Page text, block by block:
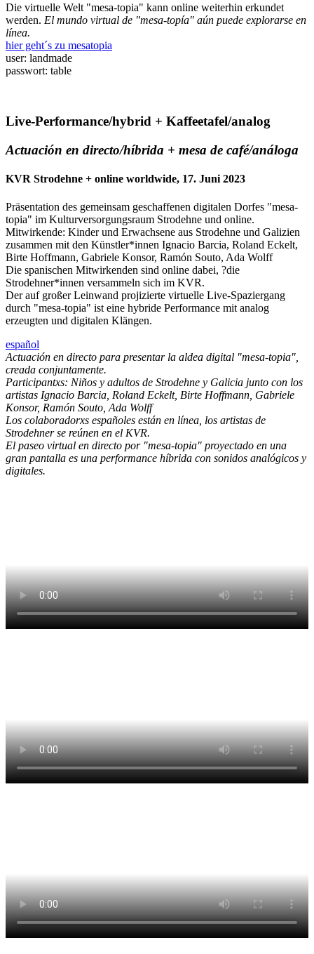
Die virtuelle Welt "mesa-topia" kann online weiterhin erkundet
werden. El mundo virtual de "mesa-topía" aún puede explorarse en
línea.
hier geht´s zu mesatopia
user: landmade
passwort: table
Live-Performance/hybrid + Kaffeetafel/analog
Actuación en directo/híbrida + mesa de café/análoga
KVR Strodehne + online worldwide, 17. Juni 2023
Präsentation des gemeinsam geschaffenen digitalen Dorfes "mesa-
topia" im Kulturversorgungsraum Strodehne und online.
Mitwirkende: Kinder und Erwachsene aus Strodehne und Galizien
zusammen mit den Künstler*innen Ignacio Barcia, Roland Eckelt,
Birte Hoffmann, Gabriele Konsor, Ramón Souto, Ada Wolff
Die spanischen Mitwirkenden sind online dabei, ?die
Strodehner*innen versammeln sich im KVR.
Der auf großer Leinwand projizierte virtuelle Live-Spaziergang
durch "mesa-topia" ist eine hybride Performance mit analog
erzeugten und digitalen Klängen.
español
Actuación en directo para presentar la aldea digital "mesa-topia",
creada conjuntamente.
Participantxs: Niños y adultos de Strodehne y Galicia junto con los
artistas Ignacio Barcia, Roland Eckelt, Birte Hoffmann, Gabriele
Konsor, Ramón Souto, Ada Wolff
Los colaboradorxs españoles están en línea, los artistas de
Strodehner se reúnen en el KVR.
El paseo virtual en directo por "mesa-topia" proyectado en una
gran pantalla es una performance híbrida con sonidos analógicos y
digitales.